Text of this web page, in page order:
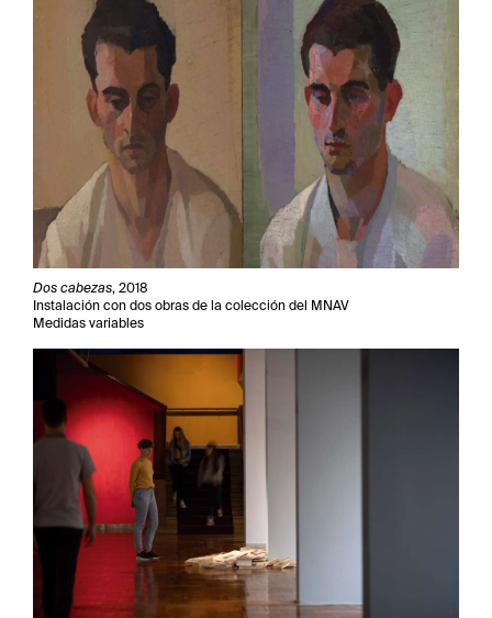
Dos cabezas, 2018
Instalación con dos obras de la colección del MNAV
Medidas variables